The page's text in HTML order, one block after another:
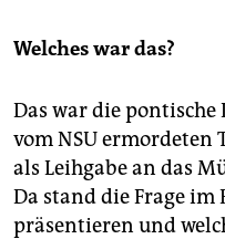
Welches war das?
Das war die
vom NSU ermordeten
als Leihgabe an das
Da stand die Frage im
präsentieren und